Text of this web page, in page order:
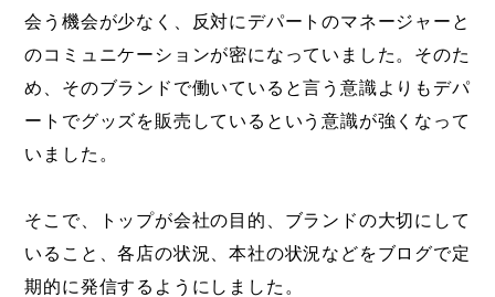
会う機会が少なく、反対にデパートのマネージャーと
のコミュニケーションが密になっていました。そのた
め、そのブランドで働いていると言う意識よりもデパ
ートでグッズを販売しているという意識が強くなって
いました。
そこで、トップが会社の目的、ブランドの大切にして
いること、各店の状況、本社の状況などをブログで定
期的に発信するようにしました。